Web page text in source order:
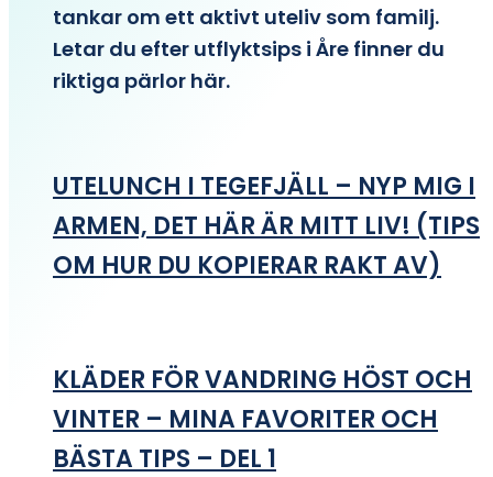
tankar om ett aktivt uteliv som familj.
Letar du efter utflyktsips i Åre finner du
riktiga pärlor här.
UTELUNCH I TEGEFJÄLL – NYP MIG I
ARMEN, DET HÄR ÄR MITT LIV! (TIPS
OM HUR DU KOPIERAR RAKT AV)
KLÄDER FÖR VANDRING HÖST OCH
VINTER – MINA FAVORITER OCH
BÄSTA TIPS – DEL 1